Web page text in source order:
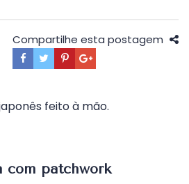
Compartilhe esta postagem
feito à mão.
com patchwork